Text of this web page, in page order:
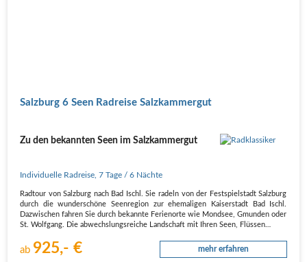
Salzburg 6 Seen Radreise Salzkammergut
Zu den bekannten Seen im Salzkammergut
Individuelle Radreise ,7 Tage / 6 Nächte
Radtour von Salzburg nach Bad Ischl. Sie radeln von der Festspielstadt Salzburg
durch die wunderschöne Seenregion zur ehemaligen Kaiserstadt Bad Ischl.
Dazwischen fahren Sie durch bekannte Ferienorte wie Mondsee, Gmunden oder
St. Wolfgang. Die abwechslungsreiche Landschaft mit Ihren Seen, Flüssen…
ab 925,- € mehr erfahren